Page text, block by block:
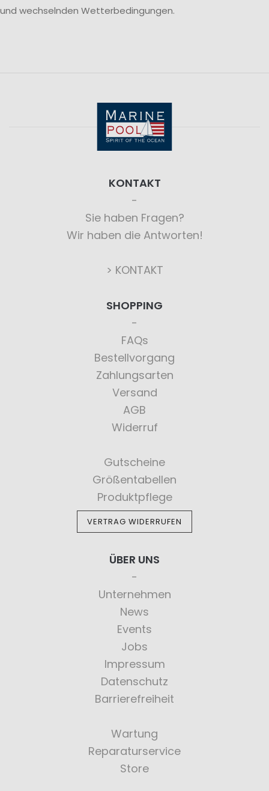
und wechselnden Wetterbedingungen.
KONTAKT
Sie haben Fragen?
Wir haben die Antworten!
> KONTAKT
SHOPPING
FAQs
Bestellvorgang
Zahlungsarten
Versand
AGB
Widerruf
Gutscheine
Größentabellen
Produktpflege
VERTRAG WIDERRUFEN
ÜBER UNS
Unternehmen
News
Events
Jobs
Impressum
Datenschutz
Barrierefreiheit
Wartung
Reparaturservice
Store